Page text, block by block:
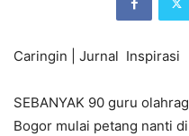
Caringin | Jurnal
SEBANYAK 90 guru
Bogor mulai petang nanti